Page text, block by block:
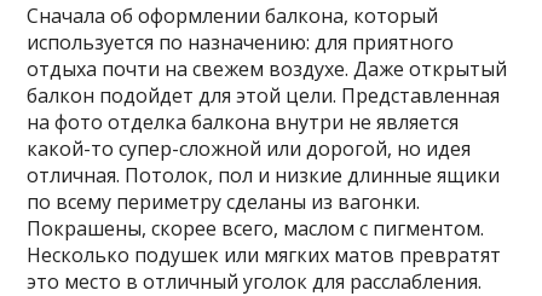
Сначала об оформлении балкона, который
используется по назначению: для приятного
отдыха почти на свежем воздухе. Даже открытый
балкон подойдет для этой цели. Представленная
на фото отделка балкона внутри не является
какой-то супер-сложной или дорогой, но идея
отличная. Потолок, пол и низкие длинные ящики
по всему периметру сделаны из вагонки.
Покрашены, скорее всего, маслом с пигментом.
Несколько подушек или мягких матов превратят
это место в отличный уголок для расслабления.